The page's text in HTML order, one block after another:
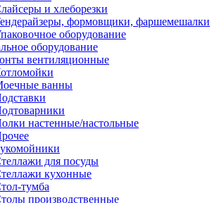
и хлеборезки
формовщики, фаршемешалки
оборудование
оборудование
вентиляционные
ванны
настенные/настольные
для посуды
кухонные
тумба
производственные